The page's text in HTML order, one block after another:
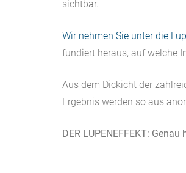
sichtbar.
Wir nehmen Sie unter die
fundiert heraus, auf welche
Aus dem Dickicht der
Ergebnis werden so aus
DER LUPENEFFEKT: